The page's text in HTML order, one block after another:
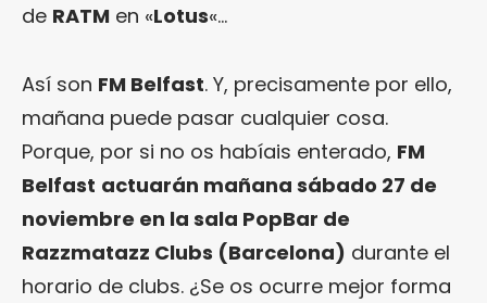
de RATM en «Lotus«…
Así son FM Belfast. Y, precisamente por ello,
mañana puede pasar cualquier cosa.
Porque, por si no os habíais enterado, FM
Belfast actuarán mañana sábado 27 de
noviembre en la sala PopBar de
Razzmatazz Clubs (Barcelona) durante el
horario de clubs. ¿Se os ocurre mejor forma